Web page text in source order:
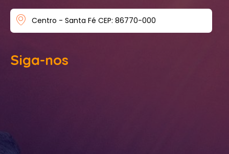
Centro - Santa Fé CEP: 86770-000
Siga-nos